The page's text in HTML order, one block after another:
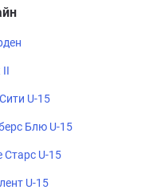
II
U-15
Блю U-15
U-15
U-15